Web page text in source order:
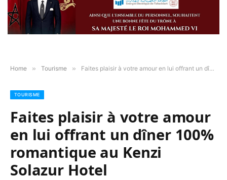
Home » Tourisme » Faites plaisir à votre amour en lui offrant un dîner 100% romantique au Kenzi Solazur Hotel
TOURISME
Faites plaisir à votre amour
en lui offrant un dîner 100%
romantique au Kenzi
Solazur Hotel